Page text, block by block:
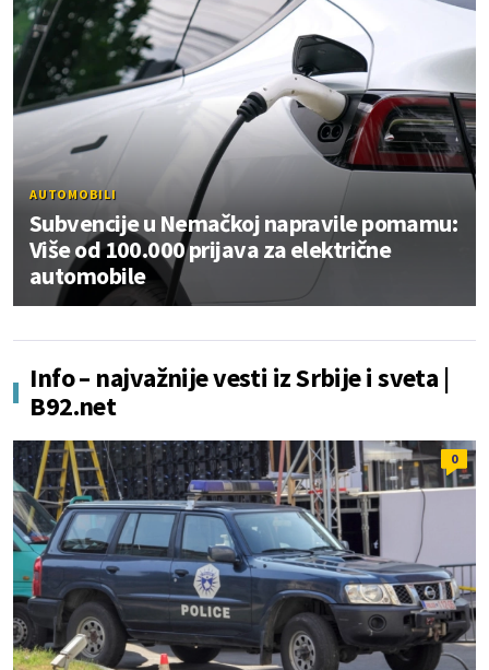
AUTOMOBILI
Subvencije u Nemačkoj napravile pomamu:
Više od 100.000 prijava za električne
automobile
Info – najvažnije vesti iz Srbije i sveta |
B92.net
0